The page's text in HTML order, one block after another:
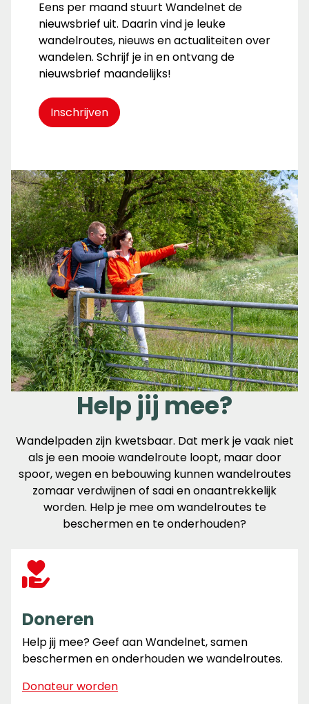
Eens per maand stuurt Wandelnet de
nieuwsbrief uit. Daarin vind je leuke
wandelroutes, nieuws en actualiteiten over
wandelen. Schrijf je in en ontvang de
nieuwsbrief maandelijks!
Inschrijven
Help jij mee?
Wandelpaden zijn kwetsbaar. Dat merk je vaak niet
als je een mooie wandelroute loopt, maar door
spoor, wegen en bebouwing kunnen wandelroutes
zomaar verdwijnen of saai en onaantrekkelijk
worden. Help je mee om wandelroutes te
beschermen en te onderhouden?
Doneren
Help jij mee? Geef aan Wandelnet, samen
beschermen en onderhouden we wandelroutes.
Donateur worden